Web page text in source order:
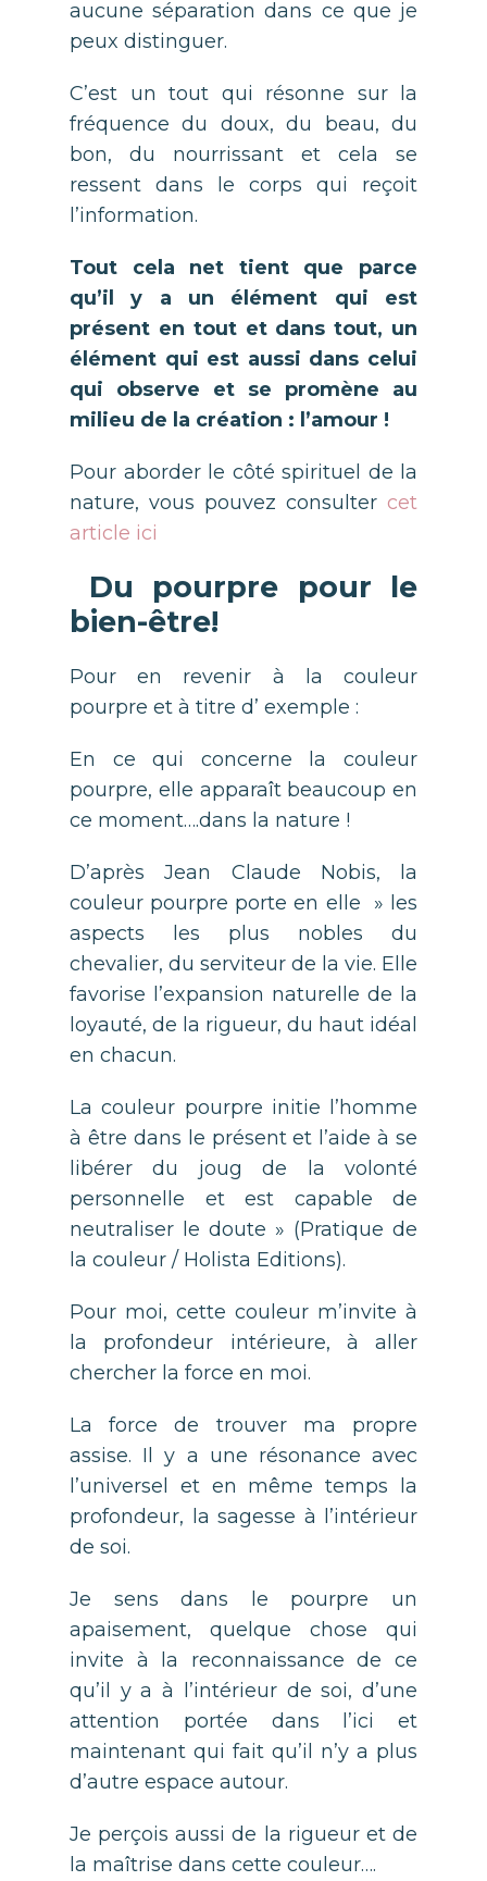
aucune séparation dans ce que je
peux distinguer.
C’est un tout qui résonne sur la
fréquence du doux, du beau, du
bon, du nourrissant et cela se
ressent dans le corps qui reçoit
l’information.
Tout cela net tient que parce
qu’il y a un élément qui est
présent en tout et dans tout, un
élément qui est aussi dans celui
qui observe et se promène au
milieu de la création : l’amour !
Pour aborder le côté spirituel de la
nature, vous pouvez consulter cet
article ici
Du pourpre pour le
bien-être!
Pour en revenir à la couleur
pourpre et à titre d’ exemple :
En ce qui concerne la couleur
pourpre, elle apparaît beaucoup en
ce moment….dans la nature !
D’après Jean Claude Nobis, la
couleur pourpre porte en elle » les
aspects les plus nobles du
chevalier, du serviteur de la vie. Elle
favorise l’expansion naturelle de la
loyauté, de la rigueur, du haut idéal
en chacun.
La couleur pourpre initie l’homme
à être dans le présent et l’aide à se
libérer du joug de la volonté
personnelle et est capable de
neutraliser le doute » (Pratique de
la couleur / Holista Editions).
Pour moi, cette couleur m’invite à
la profondeur intérieure, à aller
chercher la force en moi.
La force de trouver ma propre
assise. Il y a une résonance avec
l’universel et en même temps la
profondeur, la sagesse à l’intérieur
de soi.
Je sens dans le pourpre un
apaisement, quelque chose qui
invite à la reconnaissance de ce
qu’il y a à l’intérieur de soi, d’une
attention portée dans l’ici et
maintenant qui fait qu’il n’y a plus
d’autre espace autour.
Je perçois aussi de la rigueur et de
la maîtrise dans cette couleur….